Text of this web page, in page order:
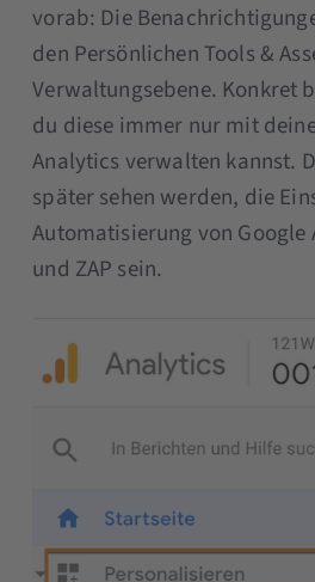
vorab: Die
den Persönlichen Tools &
Verwaltungsebene. Konkret
du diese immer nur mit
Analytics verwalten kannst.
später sehen werden, die
Automatisierung von
und ZAP sein.